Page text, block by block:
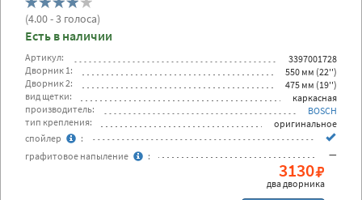
(4.00- 3 голоса)
Есть в наличии
Артикул:
3397001728
Дворник 1:
550 мм (22'')
Дворник 2:
475 мм (19'')
вид щетки:
каркасная
производитель:
BOSCH
тип крепления:
оригинальное
спойлер
:
графитовое напыление
: —
3130
два дворника